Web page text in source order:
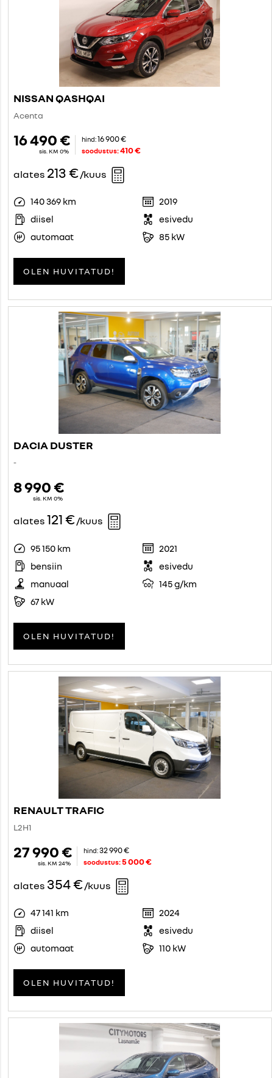
NISSAN QASHQAI
Acenta
16 490 €
sis. KM 0%
hind: 16 900 €
soodustus:410 €
alates 213 €/kuus
140 369 km
2019
diisel
esivedu
automaat
85 kW
OLEN HUVITATUD!
DACIA DUSTER
-
8 990 €
sis. KM 0%
alates 121 €/kuus
95 150 km
2021
bensiin
esivedu
manuaal
145 g/km
67 kW
OLEN HUVITATUD!
RENAULT TRAFIC
L2H1
27 990 €
sis. KM 24%
hind: 32 990 €
soodustus:5 000 €
alates 354 €/kuus
47 141 km
2024
diisel
esivedu
automaat
110 kW
OLEN HUVITATUD!